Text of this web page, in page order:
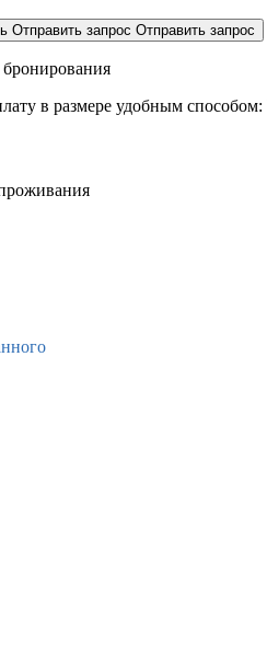
Отправить запрос Отправить запрос
в размере удобным